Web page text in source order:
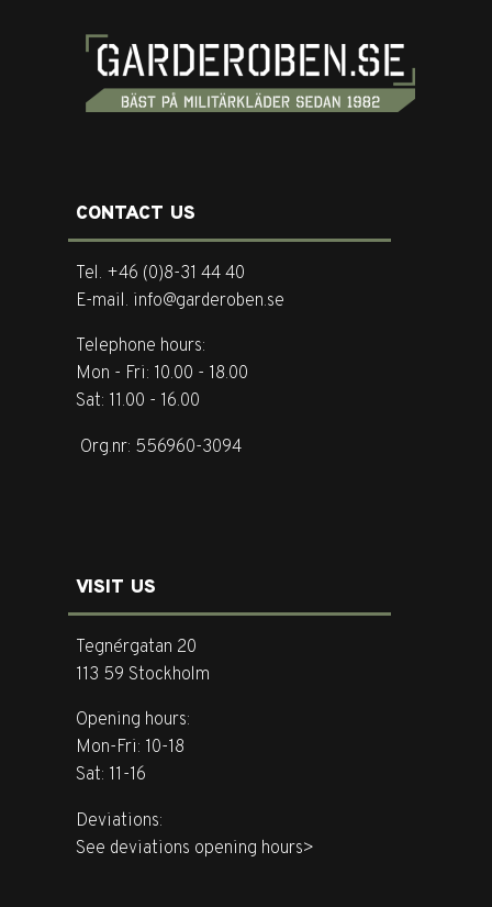
CONTACT US
Tel. +46 (0)8-31 44 40
E-mail. info@garderoben.se
Telephone hours:
Mon - Fri: 10.00 - 18.00
Sat: 11.00 - 16.00
Org.nr: 556960-3094
VISIT US
Tegnérgatan 20
113 59 Stockholm
Opening hours:
Mon-Fri: 10-18
Sat: 11-16
Deviations:
See deviations opening hours>